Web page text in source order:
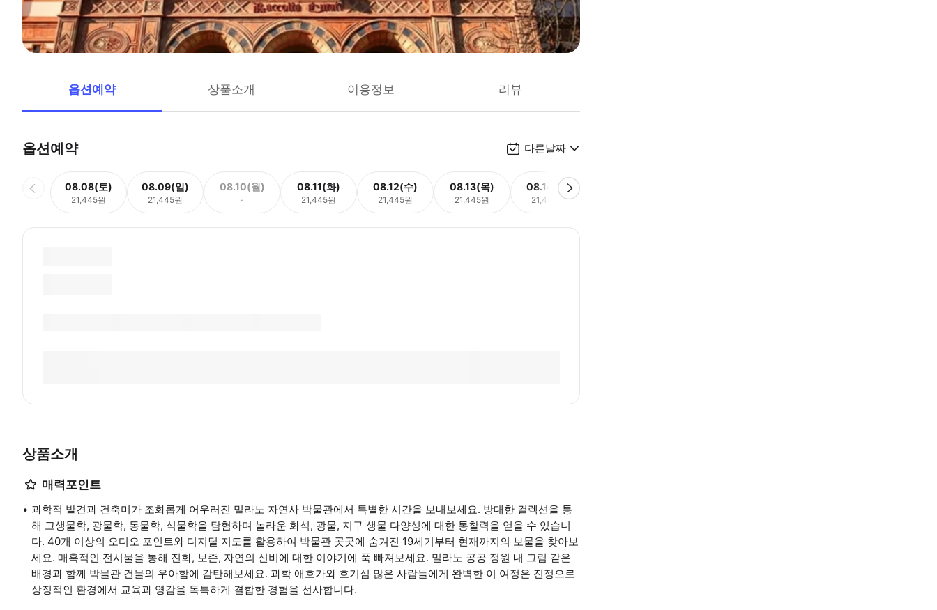
옵션예약 상품소개 이용정보 리뷰
옵션예약 다른날짜
08.08(토)
21,445원
08.09(일)
21,445원
08.10(월)
-
08.11(화)
21,445원
08.12(수)
21,445원
08.13(목)
21,445원
08.14(금)
21,445원
상품소개
매력포인트
과학적 발견과 건축미가 조화롭게 어우러진 밀라노 자연사 박물관에서 특별한 시간을 보내보세요. 방대한 컬렉션을 통
해 고생물학, 광물학, 동물학, 식물학을 탐험하며 놀라운 화석, 광물, 지구 생물 다양성에 대한 통찰력을 얻을 수 있습니
다. 40개 이상의 오디오 포인트와 디지털 지도를 활용하여 박물관 곳곳에 숨겨진 19세기부터 현재까지의 보물을 찾아보
세요. 매혹적인 전시물을 통해 진화, 보존, 자연의 신비에 대한 이야기에 푹 빠져보세요. 밀라노 공공 정원 내 그림 같은
배경과 함께 박물관 건물의 우아함에 감탄해보세요. 과학 애호가와 호기심 많은 사람들에게 완벽한 이 여정은 진정으로
상징적인 환경에서 교육과 영감을 독특하게 결합한 경험을 선사합니다.